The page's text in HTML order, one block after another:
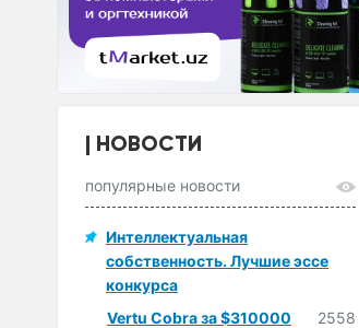
НОВОСТИ
популярные новости
Интеллектуальная
собственность. Лучшие эссе
конкурса
Vertu Cobra за $310000
2558